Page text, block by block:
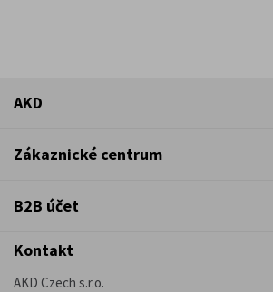
AKD
Zákaznické centrum
B2B účet
Kontakt
AKD Czech s.r.o.